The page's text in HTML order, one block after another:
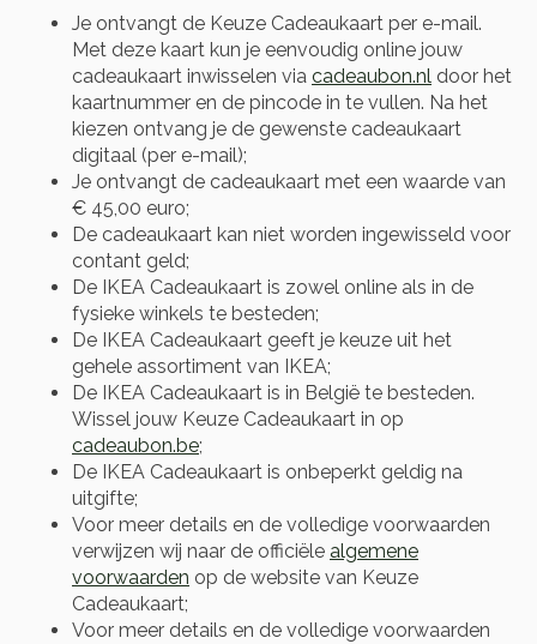
Je ontvangt de Keuze Cadeaukaart per e-mail.
Met deze kaart kun je eenvoudig online jouw
cadeaukaart inwisselen via cadeaubon.nl door het
kaartnummer en de pincode in te vullen. Na het
kiezen ontvang je de gewenste cadeaukaart
digitaal (per e-mail);
Je ontvangt de cadeaukaart met een waarde van
€ 45,00 euro;
De cadeaukaart kan niet worden ingewisseld voor
contant geld;
De IKEA Cadeaukaart is zowel online als in de
fysieke winkels te besteden;
De IKEA Cadeaukaart geeft je keuze uit het
gehele assortiment van IKEA;
De IKEA Cadeaukaart is in België te besteden.
Wissel jouw Keuze Cadeaukaart in op
cadeaubon.be;
De IKEA Cadeaukaart is onbeperkt geldig na
uitgifte;
Voor meer details en de volledige voorwaarden
verwijzen wij naar de officiële algemene
voorwaarden op de website van Keuze
Cadeaukaart;
Voor meer details en de volledige voorwaarden